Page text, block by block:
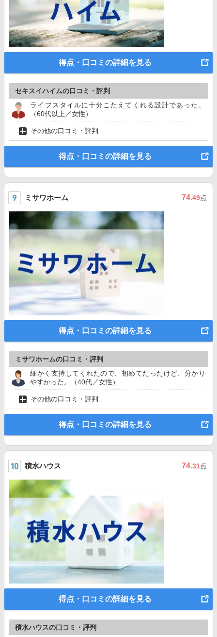
得点・口コミの詳細を見る
セキスイハイムの口コミ・評判
ライフスタイルに十分こたえてくれる設計であった。
（60代以上／女性）
その他の口コミ・評判
得点・口コミの詳細を見る
ミサワホーム 74.49点
得点・口コミの詳細を見る
ミサワホームの口コミ・評判
細かく支持してくれたので、初めてだったけど、分かり
やすかった。（40代／女性）
その他の口コミ・評判
得点・口コミの詳細を見る
積水ハウス 74.31点
得点・口コミの詳細を見る
積水ハウスの口コミ・評判